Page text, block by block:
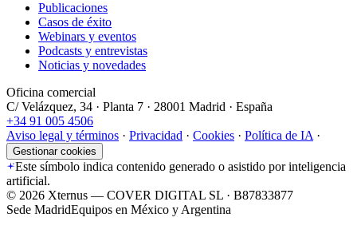
Publicaciones
Casos de éxito
Webinars y eventos
Podcasts y entrevistas
Noticias y novedades
Oficina comercial
C/ Velázquez, 34 · Planta 7 · 28001 Madrid · España
+34 91 005 4506
Aviso legal y términos · Privacidad · Cookies · Política de IA·
Gestionar cookies
Este símbolo indica contenido generado o asistido por inteligencia
artificial.
© 2026 Xternus — COVER DIGITAL SL · B87833877
Sede MadridEquipos en México y Argentina